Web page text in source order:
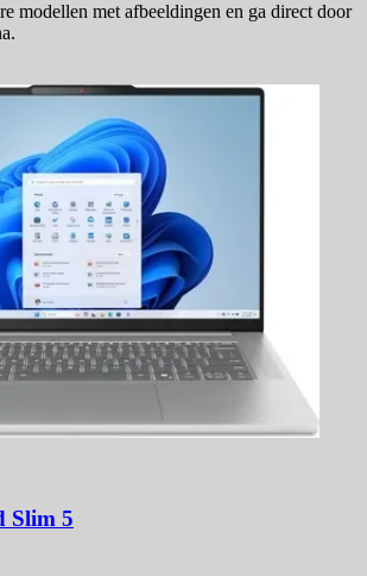
modellen met afbeeldingen en ga direct door
Slim 5